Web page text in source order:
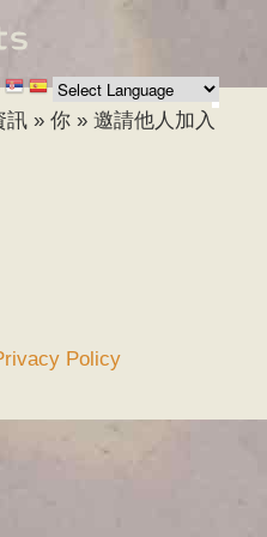
訊 » 你 » 邀請他人加入
Policy